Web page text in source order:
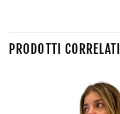
PRODOTTI CORRELATI